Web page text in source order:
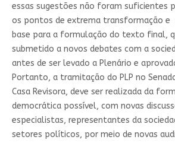
essas sugestões não foram suficientes
os pontos de extrema transformação e
base para a formulação do texto final,
submetido a novos debates com a
antes de ser levado a Plenário e
Portanto, a tramitação do PLP no
Casa Revisora, deve ser realizada da
democrática possível, com novas
especialistas, representantes da
setores políticos, por meio de novas